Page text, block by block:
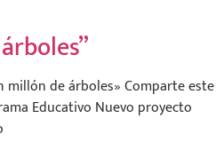
millón de árboles» Comparte este
Educativo Nuevo proyecto